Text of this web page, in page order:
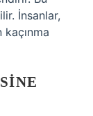
İnsanlar,